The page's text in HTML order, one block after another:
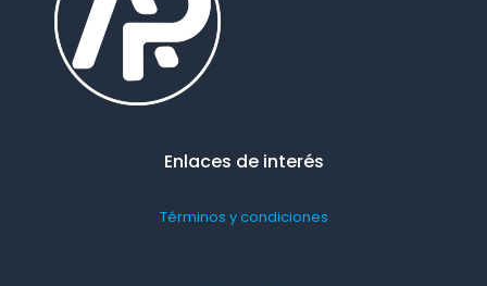
Enlaces de interés
Términos y condiciones